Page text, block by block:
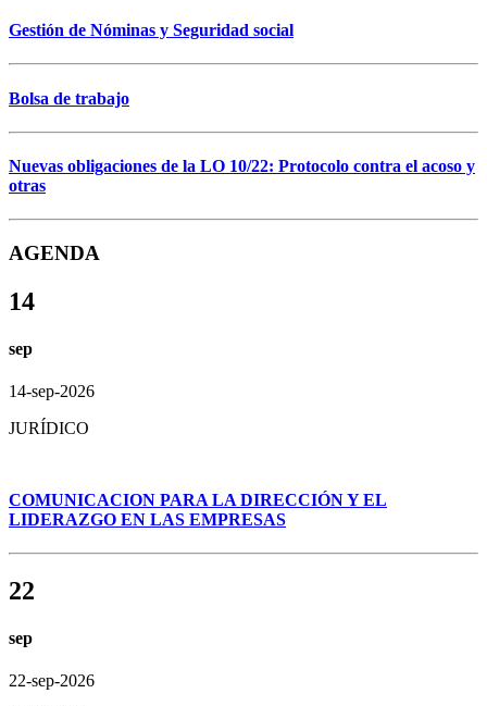
Gestión de Nóminas y Seguridad social
Bolsa de trabajo
Nuevas obligaciones de la LO 10/22: Protocolo contra el acoso y
otras
AGENDA
14
sep
14-sep-2026
JURÍDICO
COMUNICACION PARA LA DIRECCIÓN Y EL
LIDERAZGO EN LAS EMPRESAS
22
sep
22-sep-2026